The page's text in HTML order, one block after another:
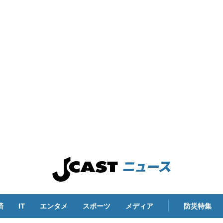
IT エンタメ スポーツ メディア 防災特集